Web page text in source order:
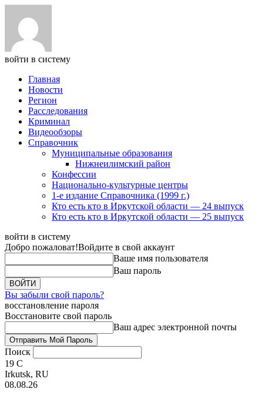
войти в систему
Главная
Новости
Регион
Расследования
Криминал
Видеообзоры
Справочник
Муниципальные образования
Нижнеилимский район
Конфессии
Национально-культурные центры
1-е издание Справочника (1999 г.)
Кто есть кто в Иркутской области — 24 выпуск
Кто есть кто в Иркутской области — 25 выпуск
войти в систему
Добро пожаловат!Войдите в свой аккаунт
Ваше имя пользователя
Ваш пароль
Вы забыли свой пароль?
восстановление пароля
Восстановите свой пароль
Ваш адрес электронной почты
Поиск
19 C
Irkutsk, RU
08.08.26